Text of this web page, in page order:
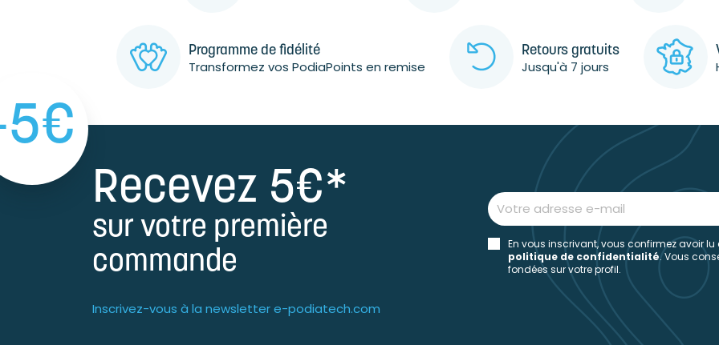
Programme de fidélité
Transformez vos PodiaPoints en remise
Retours gratuits
Jusqu'à 7 jours
Recevez 5€*
sur votre première
commande
Inscrivez-vous à la newsletter e-podiatech.com
En vous inscrivant, vous confirmez avoir lu
politique de confidentialité. Vous
fondées sur votre profil.